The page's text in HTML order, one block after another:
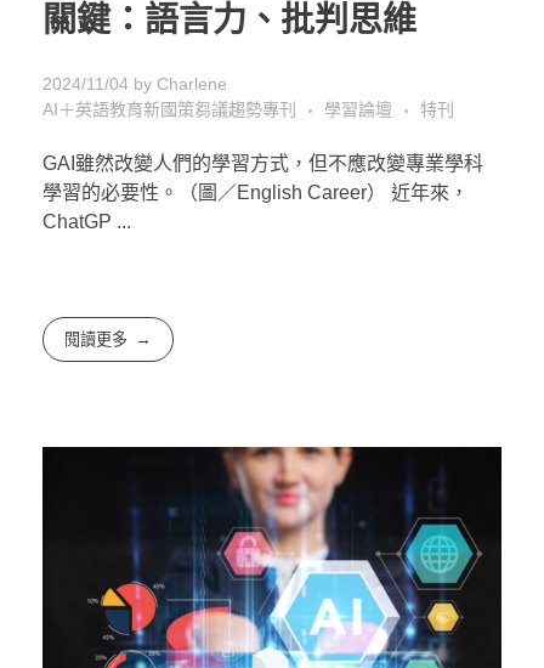
關鍵：語言力、批判思維
2024/11/04 by Charlene
AI＋英語教育新國策芻議趨勢專刊
學習論壇 特刊
GAI雖然改變人們的學習方式，但不應改變專業學科
學習的必要性。（圖／English Career） 近年來，
ChatGP ...
閱讀更多